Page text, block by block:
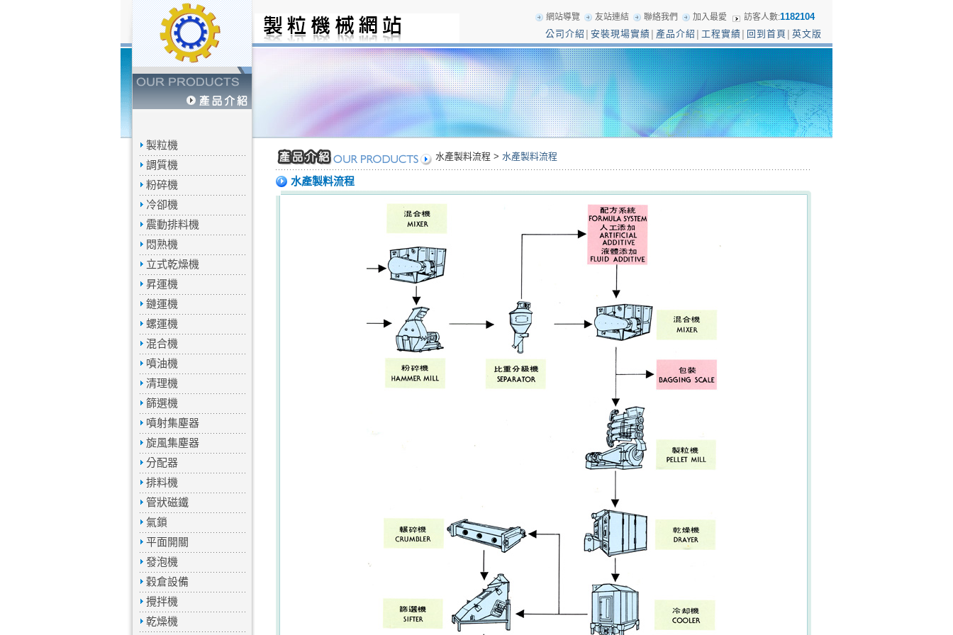
製粒機
調質機
粉碎機
冷卻機
震動排料機
悶熟機
立式乾燥機
昇運機
鏈運機
螺運機
混合機
噴油機
清理機
篩選機
噴射集塵器
旋風集塵器
分配器
排料機
管狀磁鐵
氣鎖
平面開關
發泡機
穀倉設備
攪拌機
乾燥機
網站導覽 友站連結 聯絡我們 加入最愛 訪客人數:1182104
公司介紹
安裝現場實績 產品介紹 工程實績 回到首頁 英文版
水產製料流程 > 水產製料流程
水產製料流程